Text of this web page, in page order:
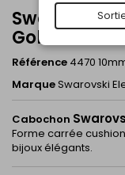
Swarovski
Golden
Référence 4470
MarqueSwarovski
Cabochon
Forme carrée
bijoux élégants.